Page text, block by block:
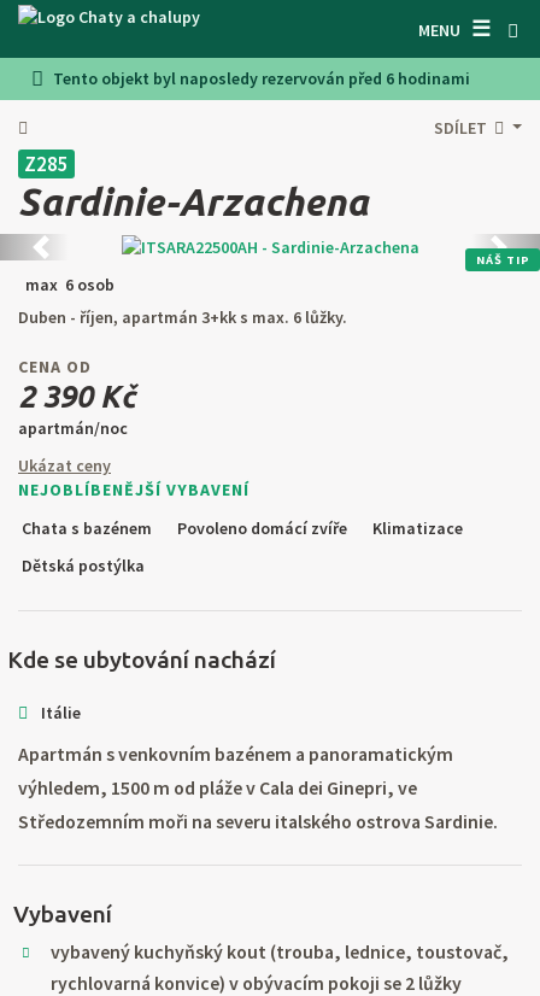
MENU ☰
VYHLEDÁVAČ CHAT
INSPIRUJTE SE
O NÁS
KONTAKTY
VSTUP PRO MAJITELE
NABÍDNOUT OBJEKT
CZ SK
PL
Tento objekt byl naposledy rezervován před 6 hodinami
SDÍLET
Z285
Sardinie-Arzachena
Předchozí Další
NÁŠ TIP
max 6 osob
Duben - říjen, apartmán 3+kk s max. 6 lůžky.
CENA OD
2 390 Kč
apartmán/noc
Ukázat ceny
NEJOBLÍBENĚJŠÍ VYBAVENÍ
Chata s bazénem
Povoleno domácí zvíře
Klimatizace
Dětská postýlka
Kde se ubytování nachází
Itálie
Apartmán s venkovním bazénem a panoramatickým
výhledem, 1500 m od pláže v Cala dei Ginepri, ve
Středozemním moři na severu italského ostrova Sardinie.
Vybavení
vybavený kuchyňský kout (trouba, lednice, toustovač,
rychlovarná konvice) v obývacím pokoji se 2 lůžky